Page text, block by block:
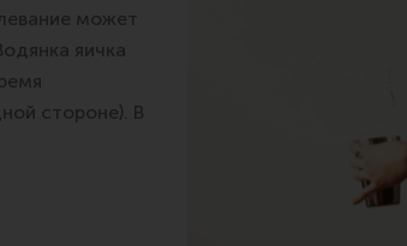
может
яичка
стороне). В